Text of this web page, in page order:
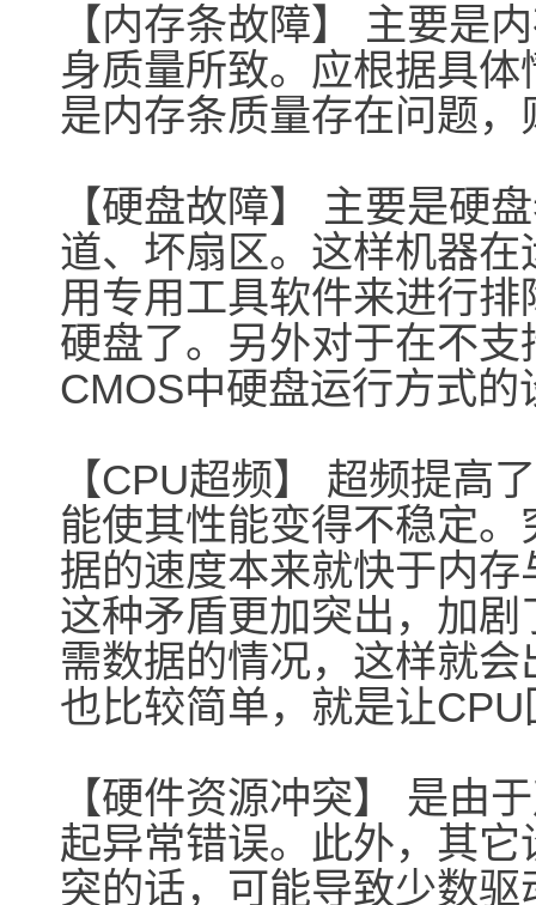
【内存条故障】 主要是
身质量所致。应根据具
是内存条质量存在问题
【硬盘故障】 主要是硬
道、坏扇区。这样机器
用专用工具软件来进行
硬盘了。另外对于在不
CMOS中硬盘运行方式的
【CPU超频】 超频提高
能使其性能变得不稳定
据的速度本来就快于内
这种矛盾更加突出，加
需数据的情况，这样就会
也比较简单，就是让
【硬件资源冲突】 是由
起异常错误。此外，其
突的话，可能导致少数